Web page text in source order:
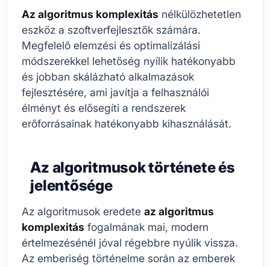
Az algoritmus komplexitás nélkülözhetetlen
eszköz a szoftverfejlesztők számára.
Megfelelő elemzési és optimalizálási
módszerekkel lehetőség nyílik hatékonyabb
és jobban skálázható alkalmazások
fejlesztésére, ami javítja a felhasználói
élményt és elősegíti a rendszerek
erőforrásainak hatékonyabb kihasználását.
Az algoritmusok története és
jelentősége
Az algoritmusok eredete az algoritmus
komplexitás fogalmának mai, modern
értelmezésénél jóval régebbre nyúlik vissza.
Az emberiség történelme során az emberek